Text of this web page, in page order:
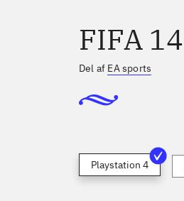
FIFA 14
Del af EA sports
Playstation 4